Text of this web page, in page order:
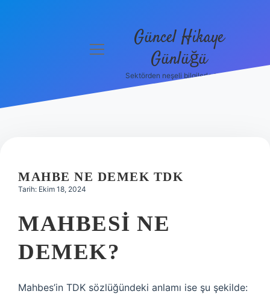
Hakkımızda
menüyü
Güncel Hikaye
Günlüğü
Sektörden neşeli bilgilerle tanış!
MAHBE NE DEMEK TDK
Tarih: Ekim 18, 2024
MAHBESI NE
DEMEK?
Mahbes’in TDK sözlüğündeki anlamı ise şu şekilde: